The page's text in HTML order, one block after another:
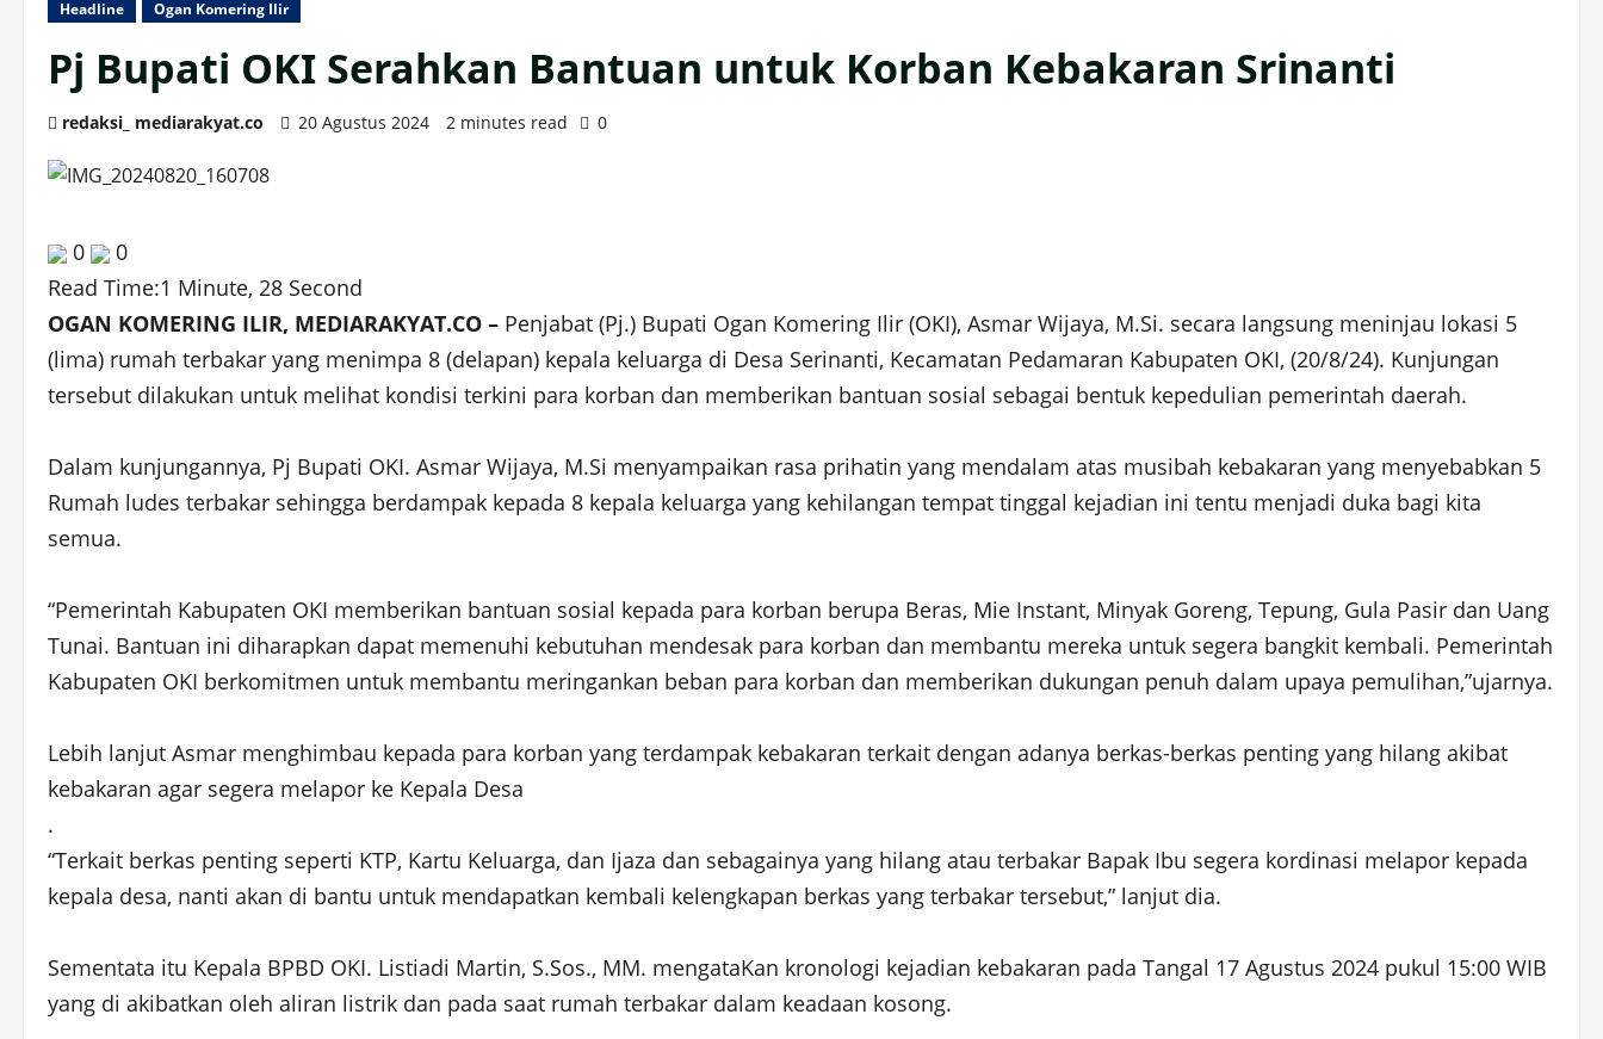
Headline Ogan Komering Ilir
Pj Bupati OKI Serahkan Bantuan untuk Korban Kebakaran Srinanti
redaksi_ mediarakyat.co 20 Agustus 2024 2 minutes read 0
0
0
Read Time:1 Minute, 28 Second
OGAN KOMERING ILIR, MEDIARAKYAT.CO – Penjabat (Pj.) Bupati Ogan Komering Ilir (OKI), Asmar Wijaya, M.Si. secara langsung meninjau lokasi 5
(lima) rumah terbakar yang menimpa 8 (delapan) kepala keluarga di Desa Serinanti, Kecamatan Pedamaran Kabupaten OKI, (20/8/24). Kunjungan
tersebut dilakukan untuk melihat kondisi terkini para korban dan memberikan bantuan sosial sebagai bentuk kepedulian pemerintah daerah.
Dalam kunjungannya, Pj Bupati OKI. Asmar Wijaya, M.Si menyampaikan rasa prihatin yang mendalam atas musibah kebakaran yang menyebabkan 5
Rumah ludes terbakar sehingga berdampak kepada 8 kepala keluarga yang kehilangan tempat tinggal kejadian ini tentu menjadi duka bagi kita
semua.
“Pemerintah Kabupaten OKI memberikan bantuan sosial kepada para korban berupa Beras, Mie Instant, Minyak Goreng, Tepung, Gula Pasir dan Uang
Tunai. Bantuan ini diharapkan dapat memenuhi kebutuhan mendesak para korban dan membantu mereka untuk segera bangkit kembali. Pemerintah
Kabupaten OKI berkomitmen untuk membantu meringankan beban para korban dan memberikan dukungan penuh dalam upaya pemulihan,”ujarnya.
Lebih lanjut Asmar menghimbau kepada para korban yang terdampak kebakaran terkait dengan adanya berkas-berkas penting yang hilang akibat
kebakaran agar segera melapor ke Kepala Desa
.
“Terkait berkas penting seperti KTP, Kartu Keluarga, dan Ijaza dan sebagainya yang hilang atau terbakar Bapak Ibu segera kordinasi melapor kepada
kepala desa, nanti akan di bantu untuk mendapatkan kembali kelengkapan berkas yang terbakar tersebut,” lanjut dia.
Sementata itu Kepala BPBD OKI. Listiadi Martin, S.Sos., MM. mengataKan kronologi kejadian kebakaran pada Tangal 17 Agustus 2024 pukul 15:00 WIB
yang di akibatkan oleh aliran listrik dan pada saat rumah terbakar dalam keadaan kosong.